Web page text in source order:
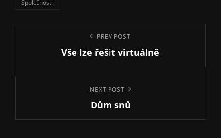
Společnosti
PREV POST
Vše lze řešit virtuálně
NEXT POST
Dům snů